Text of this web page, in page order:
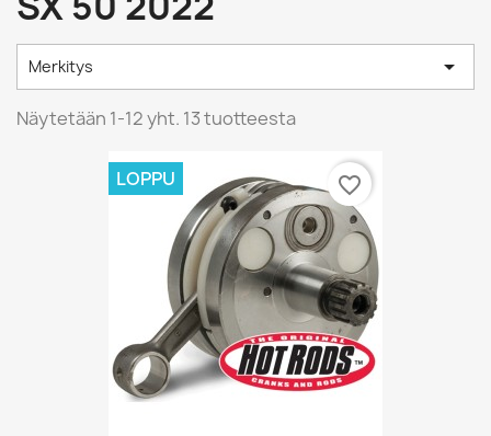
Merkitys 
Näytetään 1-12 yht. 13 tuotteesta
LOPPU favorite_border